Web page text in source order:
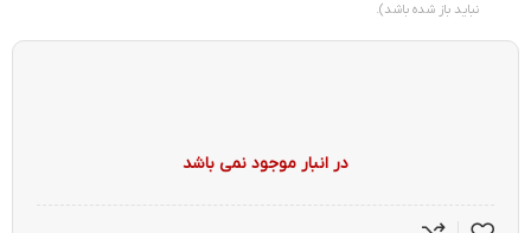
نباید باز شده باشد).
در انبار موجود نمی باشد